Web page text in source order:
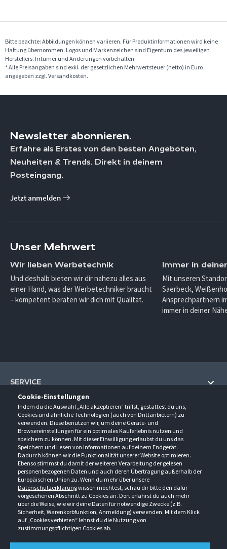
Cookie-Einstellungen
Indem du die Auswahl „Alle akzeptieren“ triffst, gestattest du uns,
Cookies und ähnliche Technologien (auch von Drittanbietern) zu
verwenden. Diese benutzen wir, um deine Geräte- und
Browsereinstellungen für ein optimales Kauferlebnis nutzen und
speichern zu können. Mit dieser Einwilligung erlaubst du uns das
Speichern und Lesen von Informationen auf deinem Endgerät.
Dadurch können wir die Funktionalität unserer Website optimieren.
Ebenso stimmst du damit der weiteren Verarbeitung der gelesen
personenbezogenen Daten und auch deren Übertragung außerhalb der
Europäischen Union zu. Wenn du mehr über unsere
Datenschutzerklärungwissen möchtest, schau dir bitte den dafür
vorgesehenen Abschnitt zu Cookies an. Dort erfährst du auch mehr
über die Weise, wie wir deine Daten für notwendige Zwecke (z.B.
Sicherheit, Warenkorbfunktion, Anmeldung) verwenden. Mit dem Klick
auf „Cookies verbieten“ lehnst du die Nutzung von
zustimmungspflichtigen Cookies ab.
Bitte beachte: Abbildungen können variieren. Für Produktinformationen wird keine
Haftung übernommen. Logos und Markenzeichen sind Eigentum des jeweiligen
Herstellers. Irrtümer und Änderungen vorbehalten.
* Alle Preisangaben sind exkl. der gesetzlichen Mehrwertsteuer (netto) in Euro
angegeben zzgl. Versandkosten.
Newsletter abonnieren.
Erfahre als Erstes von den besten Angeboten,
Neuheiten & Trends. Direkt in deinem
Posteingang.
Jetzt anmelden
Unser Mehrwert
Wir lieben Werbetechnik
Und deshalb bieten wir dir nahezu alles aus
einer Hand, was der Werbetechniker braucht
– kompetent beraten wir dich mit Qualität.
Immer in
Mit unseren
Saerbeck,
Ansprechpartnern
immer in deiner
SERVICE
Hilfe und Information
Fragen und Antworten (FAQ)
Kontakt
Newsletter
Events
Downloads
Kataloge
UNTERNEHMEN
Über uns
Anfahrt
Ansprechpartner
Außendienstbesuch
Jobs & Ausbildung
Retouren/Reklamationen
KONTAKT
Gröner-Schulze GmbH
Sarirstraße 5
12529 Schönefeld
Berlin-Schönefeld: +49 30 68 29 54-0
Saerbeck: +49 2574 88750-0
Weißenhorn: +49 731 3982-0
info@groener-schulze.com
ÖFFNUNGSZEITEN
Montag - Donnerstag
9:00 - 17:00
Freitag
9:00 - 15:00
FOLGE UNS
AGB Datenschutzbestimmungen Impressum